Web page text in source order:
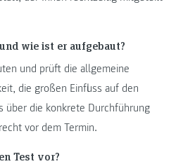
wie ist er aufgebaut?
und prüft die allgemeine
die großen Einfluss auf den
über die konkrete Durchführung
vor dem Termin.
Test vor?